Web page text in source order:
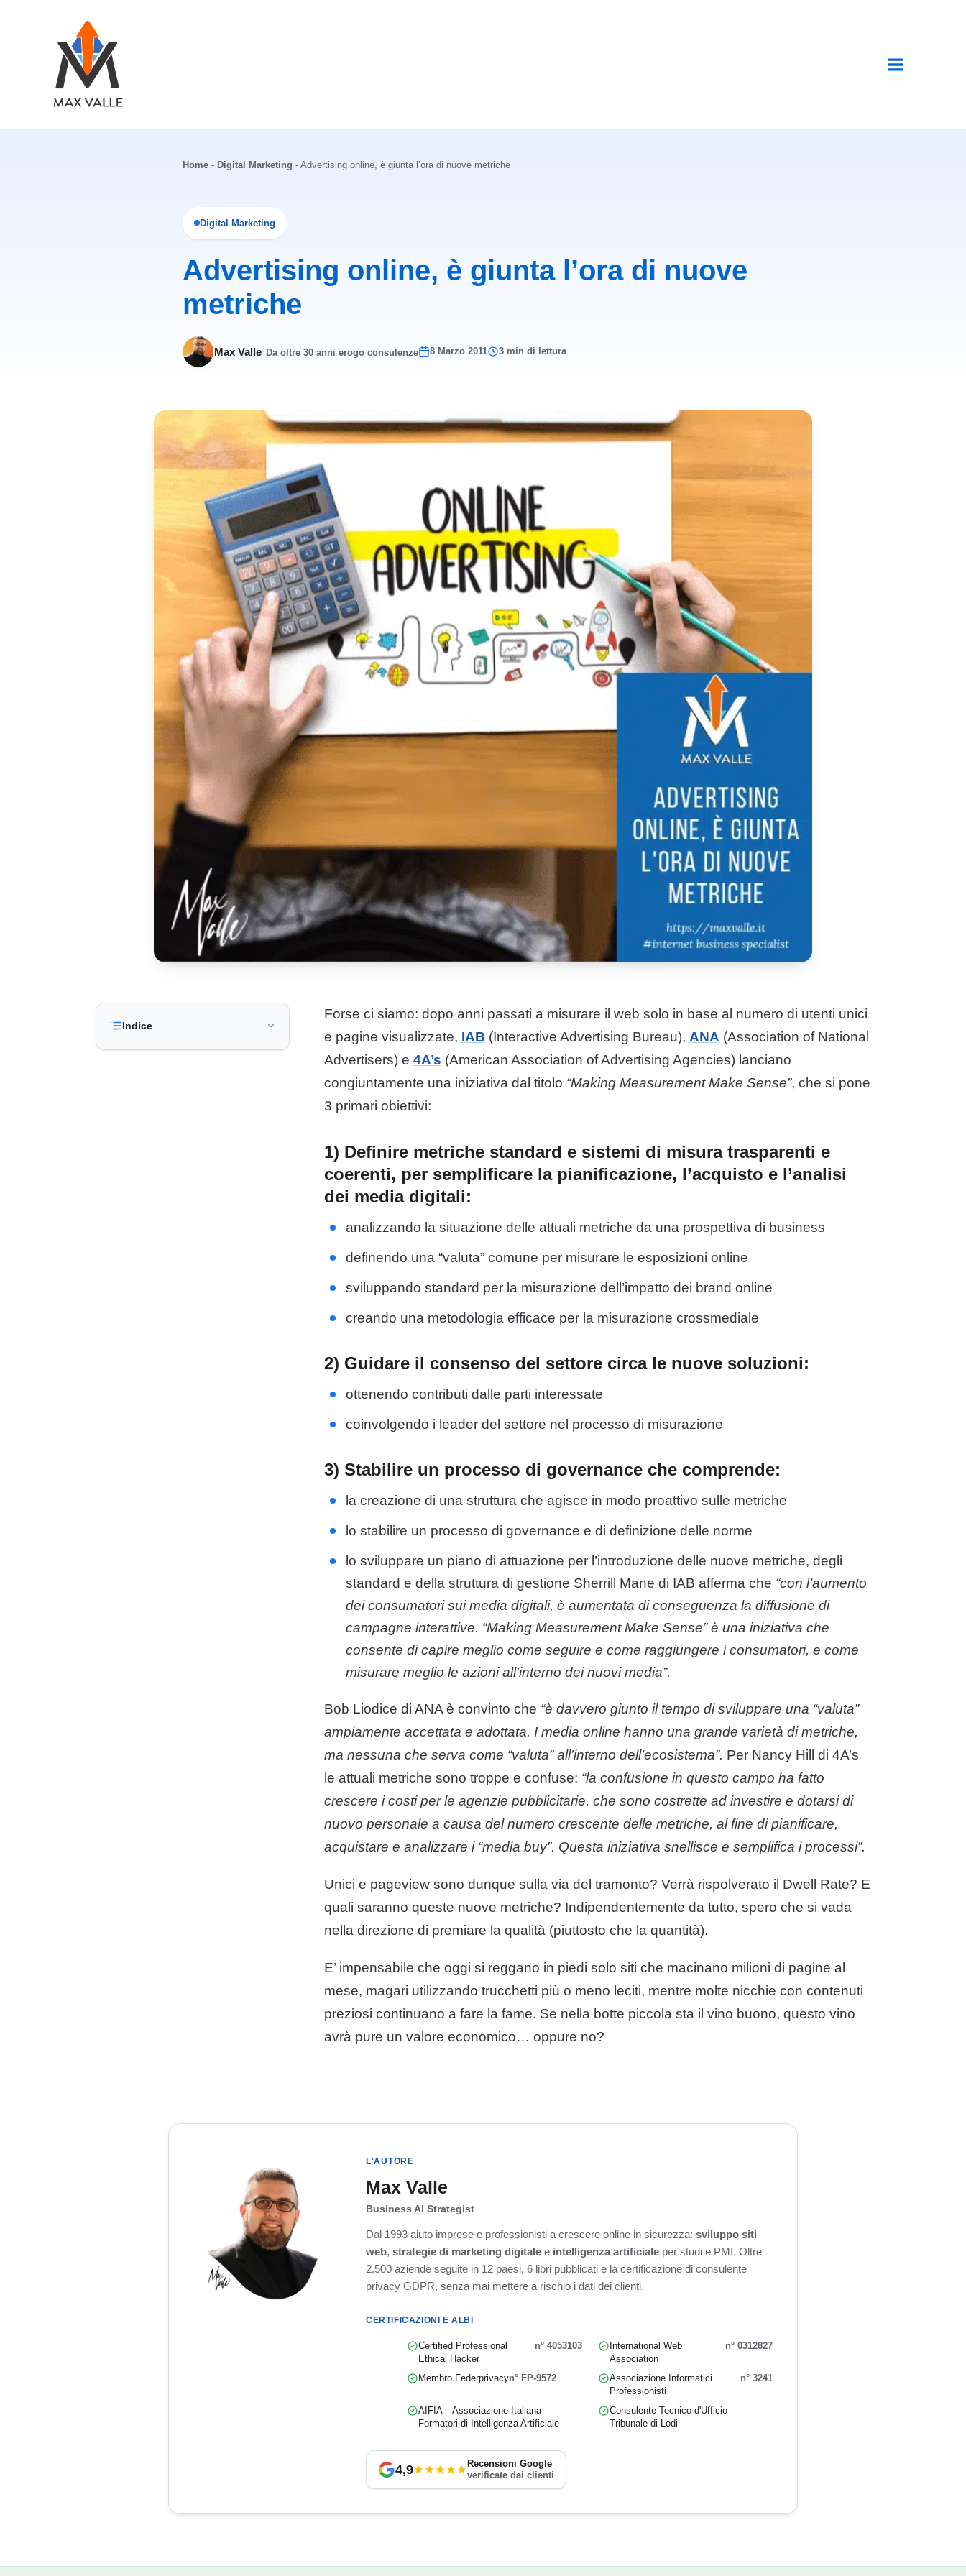
contenuto
Home - Digital Marketing - Advertising online, è giunta l’ora di nuove metriche
Digital Marketing
Advertising online, è giunta l’ora di nuove
metriche
Max Valle· Da oltre 30 anni erogo consulenze 8 Marzo 2011 3 min di lettura
Indice
Forse ci siamo: dopo anni passati a misurare il web solo in base al numero di utenti unici
e pagine visualizzate, IAB (Interactive Advertising Bureau), ANA (Association of National
Advertisers) e 4A’s (American Association ofAdvertising Agencies) lanciano
congiuntamente una iniziativa dal titolo “Making Measurement Make Sense”, che si pone
3 primari obiettivi:
1) Definire metriche standard e sistemi di misura trasparenti e
coerenti, per semplificare la pianificazione, l’acquisto e l’analisi
dei media digitali:
analizzando la situazione delle attuali metriche da una prospettiva di business
definendo una “valuta” comune per misurare le esposizioni online
sviluppando standard per la misurazione dell’impatto dei brand online
creando una metodologia efficace per la misurazione crossmediale
2) Guidare il consenso del settore circa le nuove soluzioni:
ottenendo contributi dalle parti interessate
coinvolgendo i leader del settore nel processo di misurazione
3) Stabilire un processo di governance che comprende:
la creazione di una struttura che agisce in modo proattivo sulle metriche
lo stabilire un processo di governance e di definizione delle norme
lo sviluppare un piano di attuazione per l’introduzione delle nuove metriche, degli
standard e della struttura di gestione Sherrill Mane di IAB afferma che “con l’aumento
dei consumatori sui media digitali, è aumentata di conseguenza la diffusione di
campagne interattive. “Making Measurement Make Sense” è una iniziativa che
consente di capire meglio come seguire e come raggiungere i consumatori, e come
misurare meglio le azioni all’interno dei nuovi media”.
Bob Liodice di ANA è convinto che “è davvero giunto il tempo di sviluppare una “valuta”
ampiamente accettata e adottata. I media online hanno una grande varietà dimetriche,
ma nessuna che serva come “valuta” all’interno dell’ecosistema”. Per Nancy Hill di 4A’s
le attuali metriche sono troppe e confuse: “la confusione in questo campo ha fatto
crescere i costi per le agenzie pubblicitarie, che sono costrette ad investire e dotarsi di
nuovo personale a causa del numero crescente delle metriche, al fine di pianificare,
acquistare e analizzare i “media buy”. Questa iniziativa snellisce e semplifica i processi”.
Unici e pageview sono dunque sulla via del tramonto? Verrà rispolverato il Dwell Rate? E
quali saranno queste nuove metriche? Indipendentemente da tutto, spero che si vada
nella direzione di premiare la qualità (piuttosto che la quantità).
E’ impensabile che oggi si reggano in piedi solo siti che macinano milioni di pagine al
mese, magari utilizzando trucchetti più o meno leciti, mentre molte nicchie con contenuti
preziosi continuano a fare la fame. Se nella botte piccola sta il vino buono, questo vino
avrà pure un valore economico… oppure no?
L'AUTORE
Max Valle
Business AI Strategist
Dal 1993 aiuto imprese e professionisti a crescere online in sicurezza: sviluppo siti
web, strategie di marketing digitale e intelligenza artificiale per studi e PMI. Oltre
2.500 aziende seguite in 12 paesi, 6 libri pubblicati e la certificazione di consulente
privacy GDPR, senza mai mettere a rischio i dati dei clienti.
CERTIFICAZIONI E ALBI
Certified Professional
Ethical Hacker
n° 4053103
International Web
Association
n° 0312827
Membro Federprivacyn° FP-9572
Associazione Informatici
Professionisti
n° 3241
AIFIA – Associazione Italiana
Formatori di Intelligenza Artificiale
Consulente Tecnico d'Ufficio –
Tribunale di Lodi
4,9
Recensioni Google
verificate dai clienti